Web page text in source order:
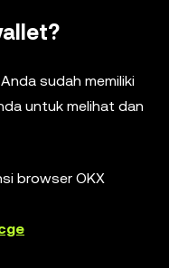
sudah memiliki
untuk melihat dan
browser OKX